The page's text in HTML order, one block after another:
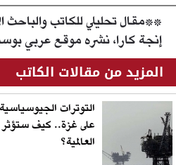
**مقال تحليلي للكاتب
إنجة كارا، نشره موقع عربي
المزيد من مقالات الكاتب
التوترات
على غزة.. كيف ستؤثر
العالمية؟